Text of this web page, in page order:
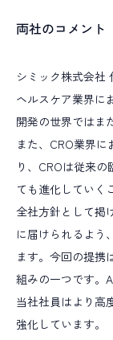
両社のコメント
シミック株式会社
ヘルスケア業界に
開発の世界ではま
また、CRO業界
り、CROは従来
ても進化していく
全社方針として掲
に届けられるよう
ます。今回の提携
組みの一つです。
当社社員はより高
強化しています。